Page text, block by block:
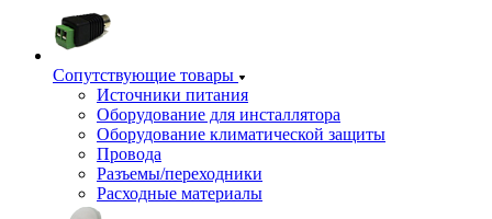
Сопутствующие товары
Источники питания
Оборудование для инсталлятора
Оборудование климатической защиты
Провода
Разъемы/переходники
Расходные материалы